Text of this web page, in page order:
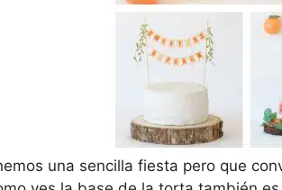
una sencilla fiesta pero que